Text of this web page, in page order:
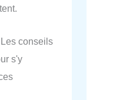
conseils
s'y